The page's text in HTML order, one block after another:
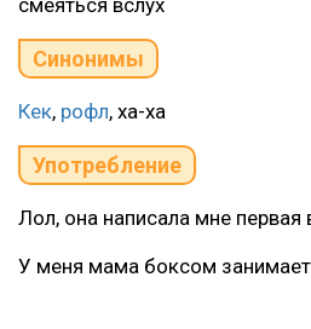
смеяться вслух
Синонимы
Кек, рофл, ха-ха
Употребление
Лол, она написала мне первая
У меня мама боксом